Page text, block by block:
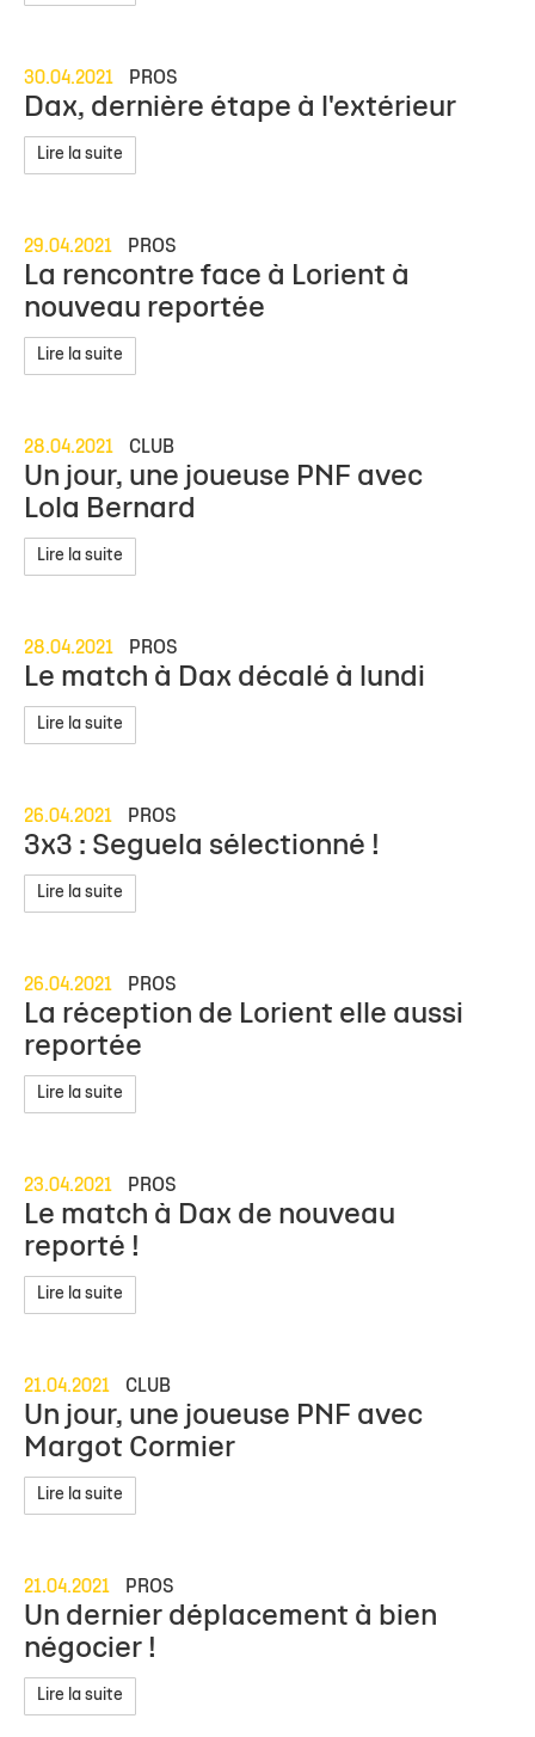
30.04.2021 PROS
Dax, dernière étape à l'extérieur
Lire la suite
29.04.2021 PROS
La rencontre face à Lorient à
nouveau reportée
Lire la suite
28.04.2021 CLUB
Un jour, une joueuse PNF avec
Lola Bernard
Lire la suite
28.04.2021 PROS
Le match à Dax décalé à lundi
Lire la suite
26.04.2021 PROS
3x3 : Seguela sélectionné !
Lire la suite
26.04.2021 PROS
La réception de Lorient elle aussi
reportée
Lire la suite
23.04.2021 PROS
Le match à Dax de nouveau
reporté !
Lire la suite
21.04.2021 CLUB
Un jour, une joueuse PNF avec
Margot Cormier
Lire la suite
21.04.2021 PROS
Un dernier déplacement à bien
négocier !
Lire la suite